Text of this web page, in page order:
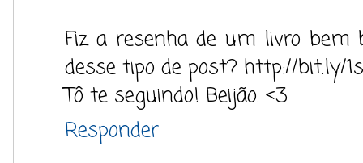
Fiz a resenha de um livro bem
desse tipo de post? http://bit.ly/
Tô te seguindo! Beijão. <3
Responder